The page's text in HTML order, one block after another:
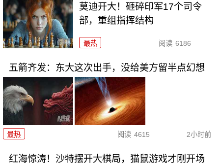
莫迪开大！砸碎印军17个司令
部，重组指挥结构
最热 阅读 6186
五箭齐发：东大这次出手，没给美方留半点幻想
最热 阅读 4615 2小时前
红海惊涛！沙特摆开大棋局，猫鼠游戏才刚开场